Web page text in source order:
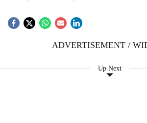
ADVERTISEMENT /
Up Next